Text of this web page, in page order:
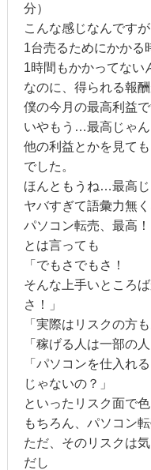
分）
こんな感じなんです
1台売るためにかかる
1時間もかかってない
なのに、得られる報
僕の今月の最高利益
いやもう…最高じゃん
他の利益とかを見て
でした。
ほんともうね…最高
ヤバすぎて語彙力無
パソコン転売、最高
とは言っても
「でもさでもさ！
そんな上手いところ
さ！」
「実際はリスクの方
「稼げる人は一部の
「パソコンを仕入れ
じゃないの？」
といったリスク面で
もちろん、パソコン
ただ、そのリスクは
だし